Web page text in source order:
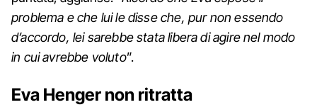
problema e che lui le disse che, pur non essendo
d’accordo, lei sarebbe stata libera di agire nel modo
in cui avrebbe voluto”.
Eva Henger non ritratta